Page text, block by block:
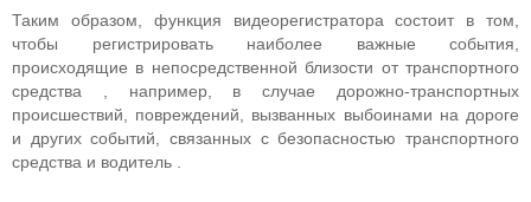
Таким образом, функция видеорегистратора состоит в том,
чтобы регистрировать наиболее важные события,
происходящие в непосредственной близости от транспортного
средства , например, в случае дорожно-транспортных
происшествий, повреждений, вызванных выбоинами на дороге
и других событий, связанных с безопасностью транспортного
средства и водитель .